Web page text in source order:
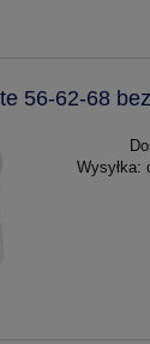
56-62-68
Wysyłka: